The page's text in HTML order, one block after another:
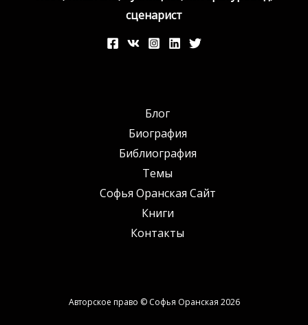
сценарист
Блог
Биография
Библиография
Темы
Софья Оранская Сайт
Книги
Контакты
Авторское право © Софья Оранская 2026